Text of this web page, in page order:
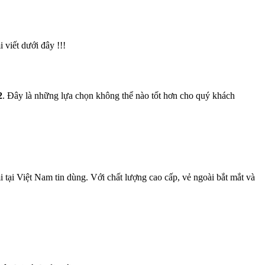
viết dưới đây !!!
. Đây là những lựa chọn không thể nào tốt hơn cho quý khách
Việt Nam tin dùng. Với chất lượng cao cấp, vẻ ngoài bắt mắt và